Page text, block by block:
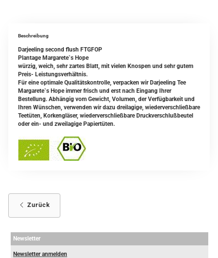
Beschreibung
Darjeeling second flush FTGFOP
Plantage Margarete`s Hope
würzig, weich, sehr zartes Blatt, mit vielen Knospen und sehr gutem
Preis- Leistungsverhältnis.
Für eine optimale Qualitätskontrolle, verpacken wir Darjeeling Tee
Margarete`s Hope immer frisch und erst nach Eingang Ihrer
Bestellung. Abhängig vom Gewicht, Volumen, der Verfügbarkeit und
Ihren Wünschen, verwenden wir dazu dreilagige, wiederverschließbare
Teetüten, Korkengläser, wiederverschließbare Druckverschlußbeutel
oder ein- und zweilagige Papiertüten.
Zurück
Newsletter
Newsletter anmelden